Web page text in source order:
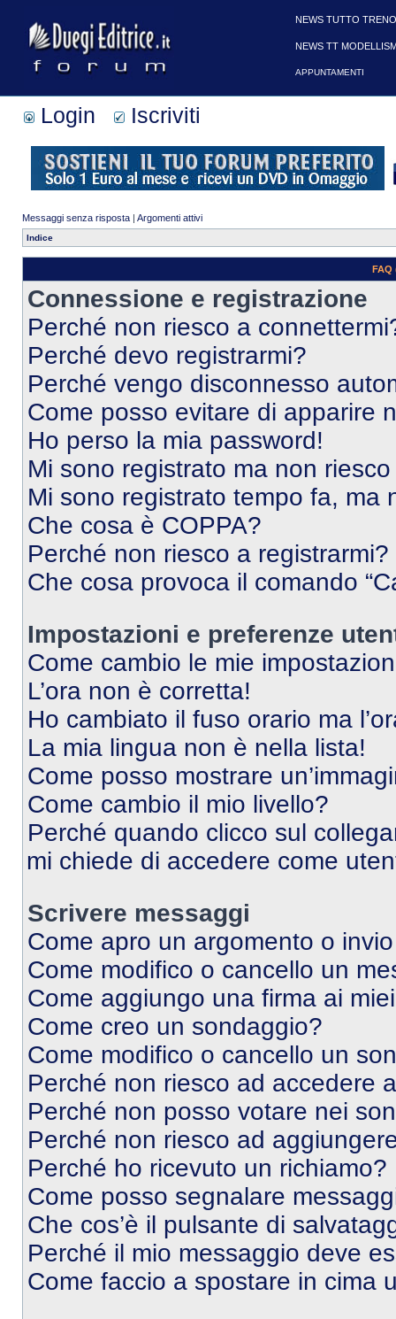
Login Iscriviti
Messaggi senza risposta | Argomenti attivi
Indice
FAQ
Connessione e registrazione
Perché non riesco a
Perché devo registrarmi?
Perché vengo disconnesso
Come posso evitare di apparire
Ho perso la mia password!
Mi sono registrato ma non
Mi sono registrato tempo fa, ma
Che cosa è COPPA?
Perché non riesco a registrarmi?
Che cosa provoca il comando
Impostazioni e preferenze
Come cambio le mie
L’ora non è corretta!
Ho cambiato il fuso orario ma
La mia lingua non è nella lista!
Come posso mostrare
Come cambio il mio livello?
Perché quando clicco sul
mi chiede di accedere come
Scrivere messaggi
Come apro un argomento o
Come modifico o cancello un
Come aggiungo una firma ai
Come creo un sondaggio?
Come modifico o cancello un
Perché non riesco ad accedere
Perché non posso votare nei
Perché non riesco ad
Perché ho ricevuto un richiamo?
Come posso segnalare
Che cos’è il pulsante di
Perché il mio messaggio deve
Come faccio a spostare in cima
NEWS TUTTO
NEWS TT
APPUNTAMENTI